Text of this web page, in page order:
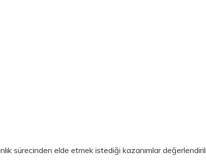
sürecinden elde etmek istediği kazanımlar